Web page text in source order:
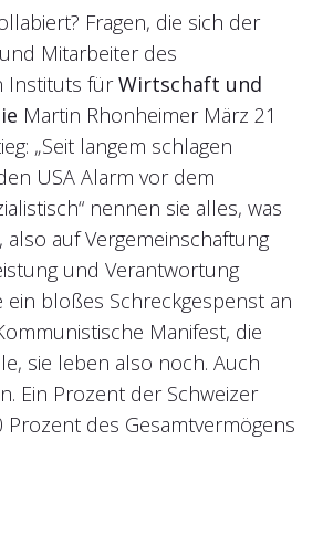
Fragen, die sich der
Mitarbeiter des
Instituts fürWirtschaft und
Martin Rhonheimer März 21
„Seit langem schlagen
USA Alarm vor dem
nennen sie alles, was
auf Vergemeinschaftung
und Verantwortung
ein bloßes Schreckgespenst an
Manifest, die
sie leben also noch. Auch
Ein Prozent der Schweizer
Prozent des Gesamtvermögens